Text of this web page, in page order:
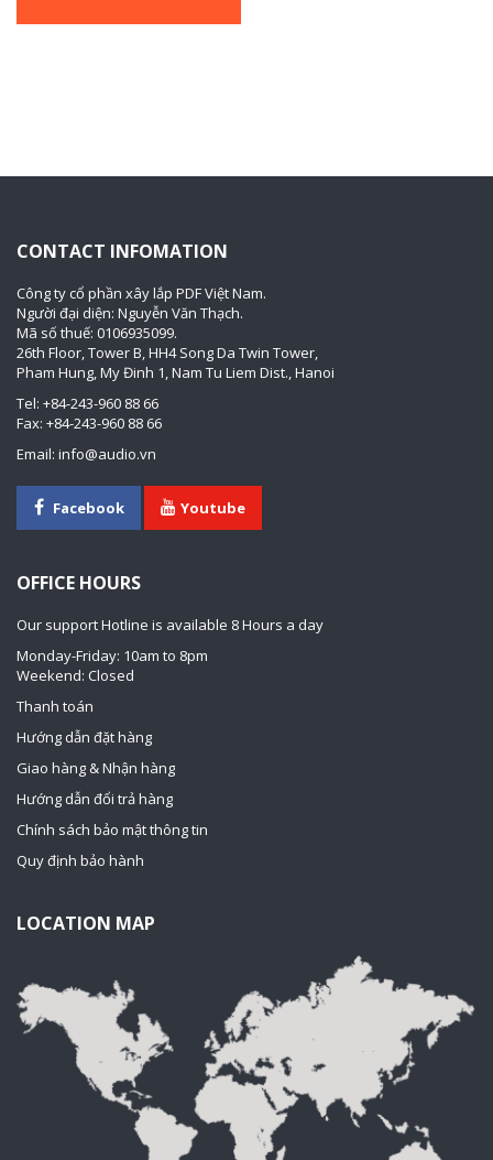
CONTACT INFOMATION
Công ty cổ phần xây lắp PDF Việt Nam.
Người đại diện: Nguyễn Văn Thạch.
Mã số thuế: 0106935099.
26th Floor, Tower B, HH4 Song Da Twin Tower,
Pham Hung, My Đinh 1, Nam Tu Liem Dist., Hanoi
Tel: +84-243-960 88 66
Fax: +84-243-960 88 66
Email: info@audio.vn
Facebook Youtube
OFFICE HOURS
Our support Hotline is available 8 Hours a day
Monday-Friday: 10am to 8pm
Weekend: Closed
Thanh toán
Hướng dẫn đặt hàng
Giao hàng & Nhận hàng
Hướng dẫn đổi trả hàng
Chính sách bảo mật thông tin
Quy định bảo hành
LOCATION MAP